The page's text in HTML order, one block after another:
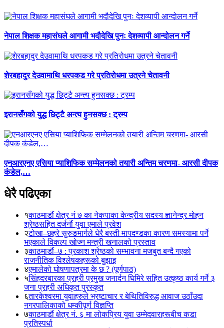
नेपाल शिक्षक महासंघले आगामी भदौदेखि पुनः देशव्यापी आन्दोलन गर्ने
शेरबहादुर देउवामाथि धरपकड गरे प्रतिरोधमा उत्रने चेतावनी
इरानसँगको युद्ध छिट्टै अन्त्य हुनसक्छ : ट्रम्प
एनआरएनए एसिया प्याशिफिक सम्मेलनको तयारी अन्तिम चरणमा- आरसी दीपक
कंडेल,…
धेरै पढिएका
१काठमाडौं क्षेत्र नं ७ का नेकपाका केन्द्रीय सदस्य ज्ञानेन्द्र मोहन
श्रेष्ठसहित दर्जनौं युवा एमाले प्रवेश
२टोखा–छहरे सुरुङमार्गले धेरै बस्ती मापदण्डका कारण समस्यामा पर्ने
भएकाले विकल्प खोज्न मन्त्री खनालको प्रस्ताव
३काठमाडौं–७ : प्रकाश श्रेष्ठको सम्भावना मजबुत बन्दै गएको
राजनीतिक विश्लेषकहरूको बुझाइ
४एमालेको घोषणापत्रमा के छ ? (पूर्णपाठ)
५सिंहदरबारका प्रहरी प्रमुख जनार्दन घिमिरे सहित उत्कृष्ठ कार्य गर्ने ३
जना प्रहरी अधिकृत पुरस्कृत
६तारकेश्वरमा युवाहरुले भ्रष्टाचार र बेथितिविरुद्ध आवाज उठाँउदा
नगरपालिकाको धम्कीपूर्ण विज्ञप्ति
७काठमाडौं क्षेत्र नं. ६ मा लोकप्रिय युवा उम्मेदवारहरूबीच कडा
प्रतिस्पर्धा